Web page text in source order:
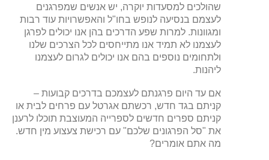
שהולכים למסעדות יוקרה, יש אנשים שמפרגנים
לעצמם בנסיעה לנופש בחו"ל והאפשרויות עוד רבות
ומגוונות. למרות שפע הדרכים בהן אנו יכולים לפרגן
לעצמנו לא תמיד אנו מתייחסים לכל הצרכים שלנו
ולתחומים נוספים בהם אנו יכולים לגרום לעצמנו
ליהנות.
אם עד היום פרגנתם לעצמכם בדרכים קבועות –
קניתם בגד חדש, רכשתם אגרטל עם פרחים לבית או
קניתם ספרים חדשים לספרייה המעוצבת תוכלו לרענן
את "סל הפרגונים שלכם" עם רכישת צעצוע מין חדש.
מה אתם אומרים?